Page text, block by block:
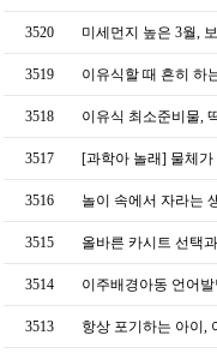
3520 미세먼지 높은 3월,
3519 이유식할 때 흔히 하
3518 이유식 최소준비물,
3517 [과학아 놀래] 물체
3516 놀이 속에서 자라는
3515 올바른 카시트 선택
3514 이주배경아동 언어
3513 항상 포기하는 아이,